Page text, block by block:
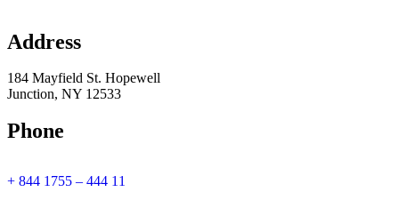
Address
184 Mayfield St. Hopewell
Junction, NY 12533
Phone
+ 844 1755 – 444 11